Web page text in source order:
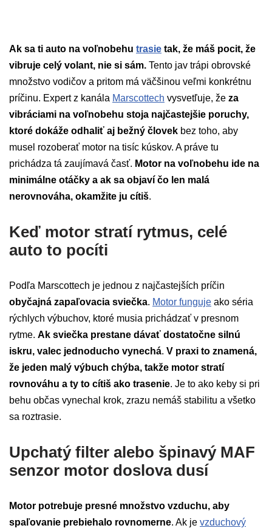
Ak sa ti auto na voľnobehu trasie tak, že máš pocit, že
vibruje celý volant, nie si sám. Tento jav trápi obrovské
množstvo vodičov a pritom má väčšinou veľmi konkrétnu
príčinu. Expert z kanála Marscottech vysvetľuje, že za
vibráciami na voľnobehu stoja najčastejšie poruchy,
ktoré dokáže odhaliť aj bežný človek bez toho, aby
musel rozoberať motor na tisíc kúskov. A práve tu
prichádza tá zaujímavá časť. Motor na voľnobehu ide na
minimálne otáčky a ak sa objaví čo len malá
nerovnováha, okamžite ju cítiš.
Keď motor stratí rytmus, celé
auto to pocíti
Podľa Marscottech je jednou z najčastejších príčin
obyčajná zapaľovacia sviečka. Motor funguje ako séria
rýchlych výbuchov, ktoré musia prichádzať v presnom
rytme. Ak sviečka prestane dávať dostatočne silnú
iskru, valec jednoducho vynechá. V praxi to znamená,
že jeden malý výbuch chýba, takže motor stratí
rovnováhu a ty to cítiš ako trasenie. Je to ako keby si pri
behu občas vynechal krok, zrazu nemáš stabilitu a všetko
sa roztrasie.
Upchatý filter alebo špinavý MAF
senzor motor doslova dusí
Motor potrebuje presné množstvo vzduchu, aby
spaľovanie prebiehalo rovnomerne. Ak je vzduchový